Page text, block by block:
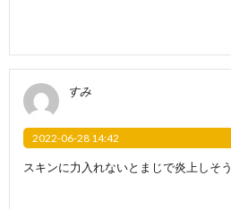
すみ
2022-06-28 14:42
スキンに力入れないとまじで炎上しそう